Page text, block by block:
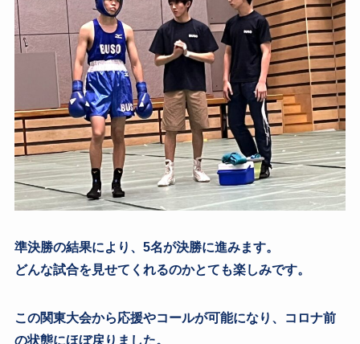
準決勝の結果により、5名が決勝に進みます。
どんな試合を見せてくれるのかとても楽しみです。
この関東大会から応援やコールが可能になり、コロナ前
の状態にほぼ戻りました。